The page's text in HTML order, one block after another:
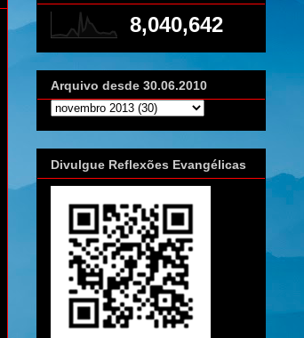
8,040,642
Arquivo desde 30.06.2010
Divulgue Reflexões Evangélicas